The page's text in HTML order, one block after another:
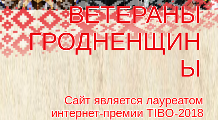
ВЕТЕРАНЫ
ГРОДНЕНЩИН
Ы
Сайт является лауреатом
интернет-премии TIBO-2018